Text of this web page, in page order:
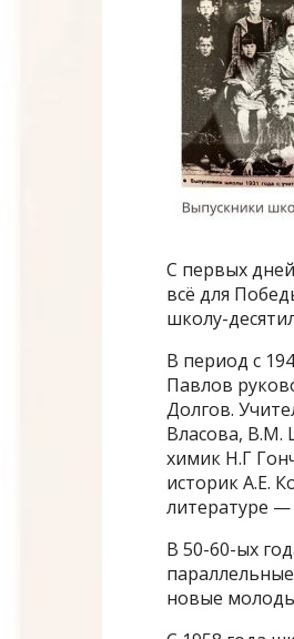
С первых
всё для
школу-
В период с
Павлов
Долгов.
Власова, В.М.
химик Н.Г
историк А.Е.
литературе —
В 50-60-ых
новые